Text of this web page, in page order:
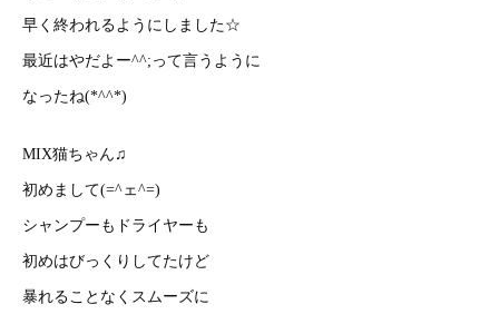
早く終われるようにしました☆
最近はやだよー^^;って言うように
なったね(*^^*)
MIX猫ちゃん♫
初めまして(=^ェ^=)
シャンプーもドライヤーも
初めはびっくりしてたけど
暴れることなくスムーズに